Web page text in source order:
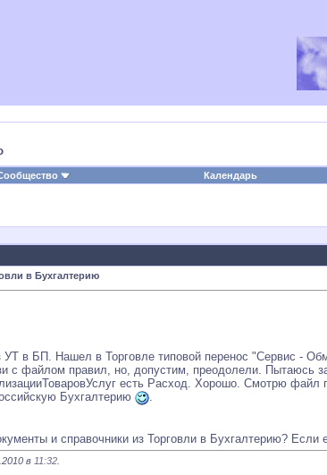
Календарь
в Бухгалтерию
УТ в БП. Нашел в Торговле типовой перенос "Сервис -
с файлом правил, но, допустим, преодолели. Пытаюсь
есть Расход. Хорошо. Смотрю файл
Бухгалтерию
.
и справочники из Торговли в Бухгалтерию? Если
в 11:32.